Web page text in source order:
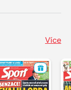
Více